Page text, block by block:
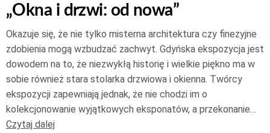
„Okna i drzwi: od nowa”
Okazuje się, że nie tylko misterna architektura czy finezyjne
zdobienia mogą wzbudzać zachwyt. Gdyńska ekspozycja jest
dowodem na to, że niezwykłą historię i wielkie piękno ma w
sobie również stara stolarka drzwiowa i okienna. Twórcy
ekspozycji zapewniają jednak, że nie chodzi im o
kolekcjonowanie wyjątkowych eksponatów, a przekonanie…
Czytaj dalej